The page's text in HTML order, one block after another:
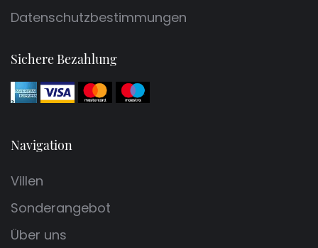
Datenschutzbestimmungen
Sichere Bezahlung
Navigation
Villen
Sonderangebot
Über uns